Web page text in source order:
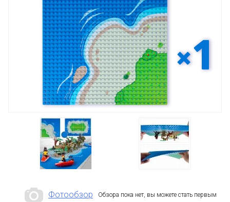
Фотообзор Обзора пока нет, вы можете стать первым